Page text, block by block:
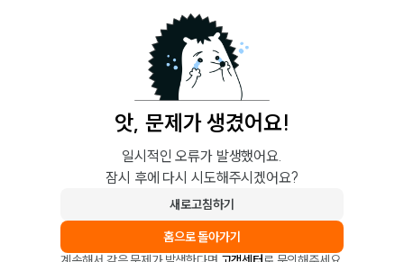
앗, 문제가 생겼어요!
일시적인 오류가 발생했어요.
잠시 후에 다시 시도해주시겠어요?
새로고침하기
홈으로 돌아가기